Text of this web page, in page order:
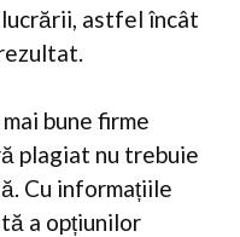
astfel încât
bune firme
plagiat nu trebuie
Cu informațiile
a opțiunilor